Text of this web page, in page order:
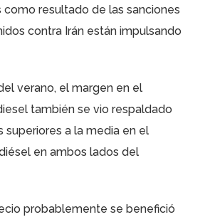
como resultado de las sanciones
contra Irán están impulsando
verano, el margen en el
también se vio respaldado
superiores a la media en el
en ambos lados del
probablemente se benefició